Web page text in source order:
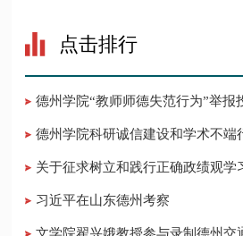
点击排行
德州学院“教师师德失范行为”举报
德州学院科研诚信建设和学术不端行为举报投诉电
习近平在山东德州考察